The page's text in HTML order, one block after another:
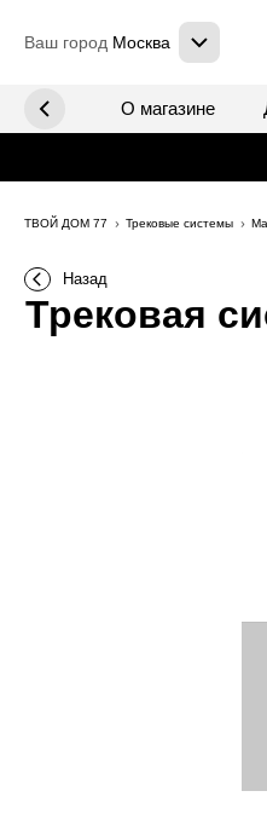
Ваш город Москва
систем О магазине
ТВОЙ ДОМ 77 Трековые системы
Назад
Трековая